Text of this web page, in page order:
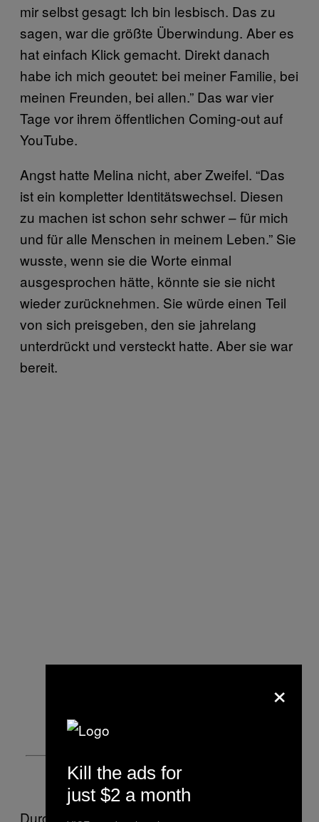
mir selbst gesagt: Ich bin lesbisch. Das zu
sagen, war die größte Überwindung. Aber es
hat einfach Klick gemacht. Direkt danach
habe ich mich geoutet: bei meiner Familie, bei
meinen Freunden, bei allen.” Das war vier
Tage vor ihrem öffentlichen Coming-out auf
YouTube.
Angst hatte Melina nicht, aber Zweifel. “Das
ist ein kompletter Identitätswechsel. Diesen
zu machen ist schon sehr schwer – für mich
und für alle Menschen in meinem Leben.” Sie
wusste, wenn sie die Worte einmal
ausgesprochen hätte, könnte sie sie nicht
wieder zurücknehmen. Sie würde einen Teil
von sich preisgeben, den sie jahrelang
unterdrückt und versteckt hatte. Aber sie war
bereit.
Durch die neu gewonnenen
×
Kill the ads for
just $2 a month